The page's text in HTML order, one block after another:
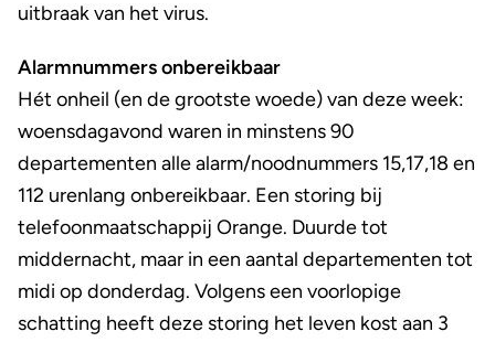
uitbraak van het virus.
Alarmnummers onbereikbaar
Hét onheil (en de grootste woede) van deze week:
woensdagavond waren in minstens 90
departementen alle alarm/noodnummers 15,17,18 en
112 urenlang onbereikbaar. Een storing bij
telefoonmaatschappij Orange. Duurde tot
middernacht, maar in een aantal departementen tot
midi op donderdag. Volgens een voorlopige
schatting heeft deze storing het leven kost aan 3